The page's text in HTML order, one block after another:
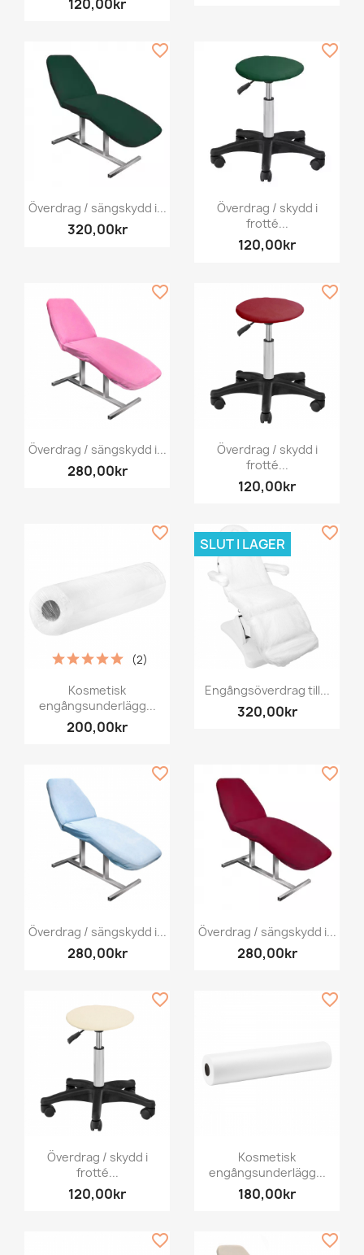
120,00kr
Överdrag / sängskydd i...
320,00kr
favorite_border
Överdrag / skydd i
frotté...
120,00kr
favorite_border
Överdrag / sängskydd i...
280,00kr
favorite_border
Överdrag / skydd i
frotté...
120,00kr
favorite_border
Kosmetisk
engångsunderlägg...
200,00kr
(2)
favorite_border
Engångsöverdrag till...
320,00kr
SLUT I LAGER
favorite_border
Överdrag / sängskydd i...
280,00kr
favorite_border
Överdrag / sängskydd i...
280,00kr
favorite_border
Överdrag / skydd i
frotté...
120,00kr
favorite_border
Kosmetisk
engångsunderlägg...
180,00kr
favorite_border
favorite_border favorite_border